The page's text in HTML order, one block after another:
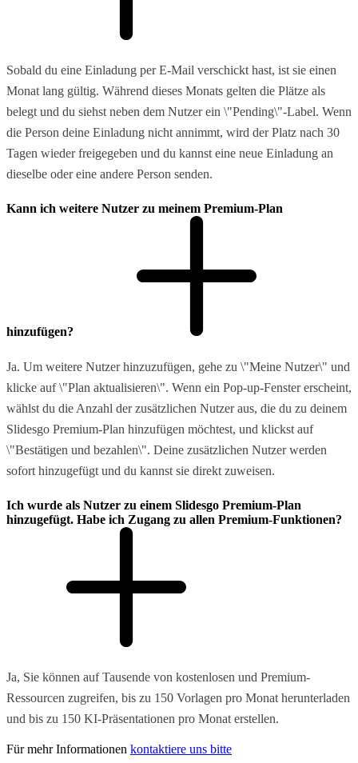
Sobald du eine Einladung per E-Mail verschickt hast, ist sie einen
Monat lang gültig. Während dieses Monats gelten die Plätze als
belegt und du siehst neben dem Nutzer ein \"Pending\"-Label. Wenn
die Person deine Einladung nicht annimmt, wird der Platz nach 30
Tagen wieder freigegeben und du kannst eine neue Einladung an
dieselbe oder eine andere Person senden.
Kann ich weitere Nutzer zu meinem Premium-Plan
hinzufügen?
Ja. Um weitere Nutzer hinzuzufügen, gehe zu \"Meine Nutzer\" und
klicke auf \"Plan aktualisieren\". Wenn ein Pop-up-Fenster erscheint,
wählst du die Anzahl der zusätzlichen Nutzer aus, die du zu deinem
Slidesgo Premium-Plan hinzufügen möchtest, und klickst auf
\"Bestätigen und bezahlen\". Deine zusätzlichen Nutzer werden
sofort hinzugefügt und du kannst sie direkt zuweisen.
Ich wurde als Nutzer zu einem Slidesgo Premium-Plan
hinzugefügt. Habe ich Zugang zu allen Premium-Funktionen?
Ja, Sie können auf Tausende von kostenlosen und Premium-
Ressourcen zugreifen, bis zu 150 Vorlagen pro Monat herunterladen
und bis zu 150 KI-Präsentationen pro Monat erstellen.
Für mehr Informationen kontaktiere uns bitte